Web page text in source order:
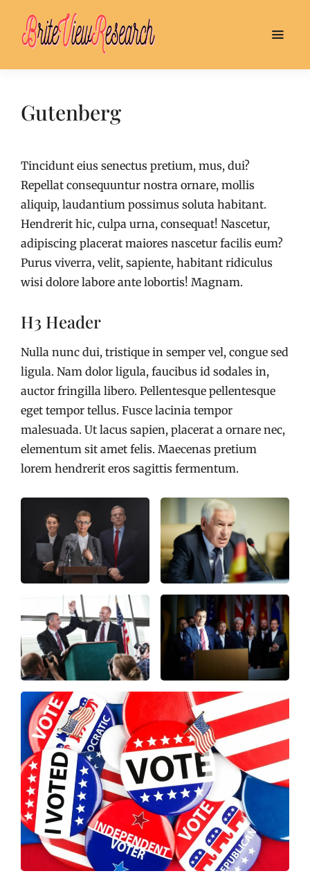
Gutenberg
Tincidunt eius senectus pretium, mus, dui?
Repellat consequuntur nostra ornare, mollis
aliquip, laudantium possimus soluta habitant.
Hendrerit hic, culpa urna, consequat! Nascetur,
adipiscing placerat maiores nascetur facilis eum?
Purus viverra, velit, sapiente, habitant ridiculus
wisi dolore labore ante lobortis! Magnam.
H3 Header
Nulla nunc dui, tristique in semper vel, congue sed
ligula. Nam dolor ligula, faucibus id sodales in,
auctor fringilla libero. Pellentesque pellentesque
eget tempor tellus. Fusce lacinia tempor
malesuada. Ut lacus sapien, placerat a ornare nec,
elementum sit amet felis. Maecenas pretium
lorem hendrerit eros sagittis fermentum.